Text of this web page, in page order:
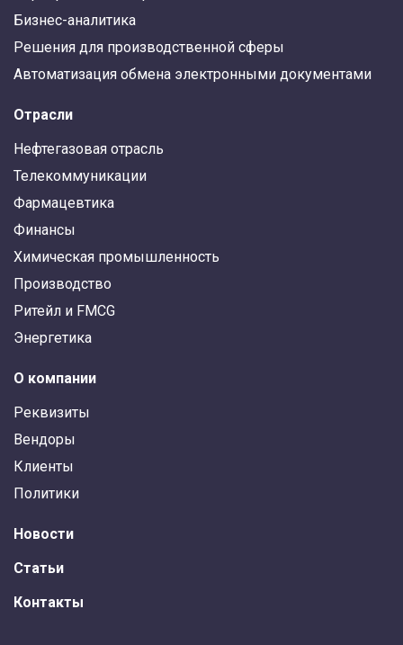
Бизнес-аналитика
Решения для производственной сферы
Автоматизация обмена электронными документами
Отрасли
Нефтегазовая отрасль
Телекоммуникации
Фармацевтика
Финансы
Химическая промышленность
Производство
Ритейл и FMCG
Энергетика
О компании
Реквизиты
Вендоры
Клиенты
Политики
Новости
Статьи
Контакты